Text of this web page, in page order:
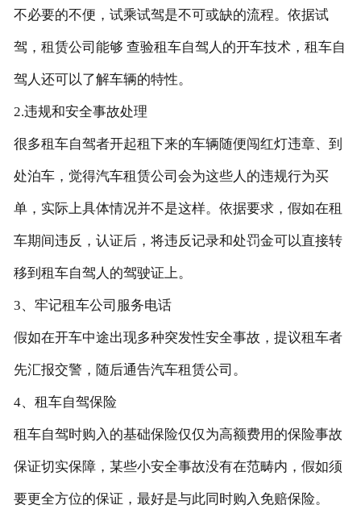
不必要的不便，试乘试驾是不可或缺的流程。依据试
驾，租赁公司能够 查验租车自驾人的开车技术，租车自
驾人还可以了解车辆的特性。
2.违规和安全事故处理
很多租车自驾者开起租下来的车辆随便闯红灯违章、到
处泊车，觉得汽车租赁公司会为这些人的违规行为买
单，实际上具体情况并不是这样。依据要求，假如在租
车期间违反，认证后，将违反记录和处罚金可以直接转
移到租车自驾人的驾驶证上。
3、牢记租车公司服务电话
假如在开车中途出现多种突发性安全事故，提议租车者
先汇报交警，随后通告汽车租赁公司。
4、租车自驾保险
租车自驾时购入的基础保险仅仅为高额费用的保险事故
保证切实保障，某些小安全事故没有在范畴内，假如须
要更全方位的保证，最好是与此同时购入免赔保险。